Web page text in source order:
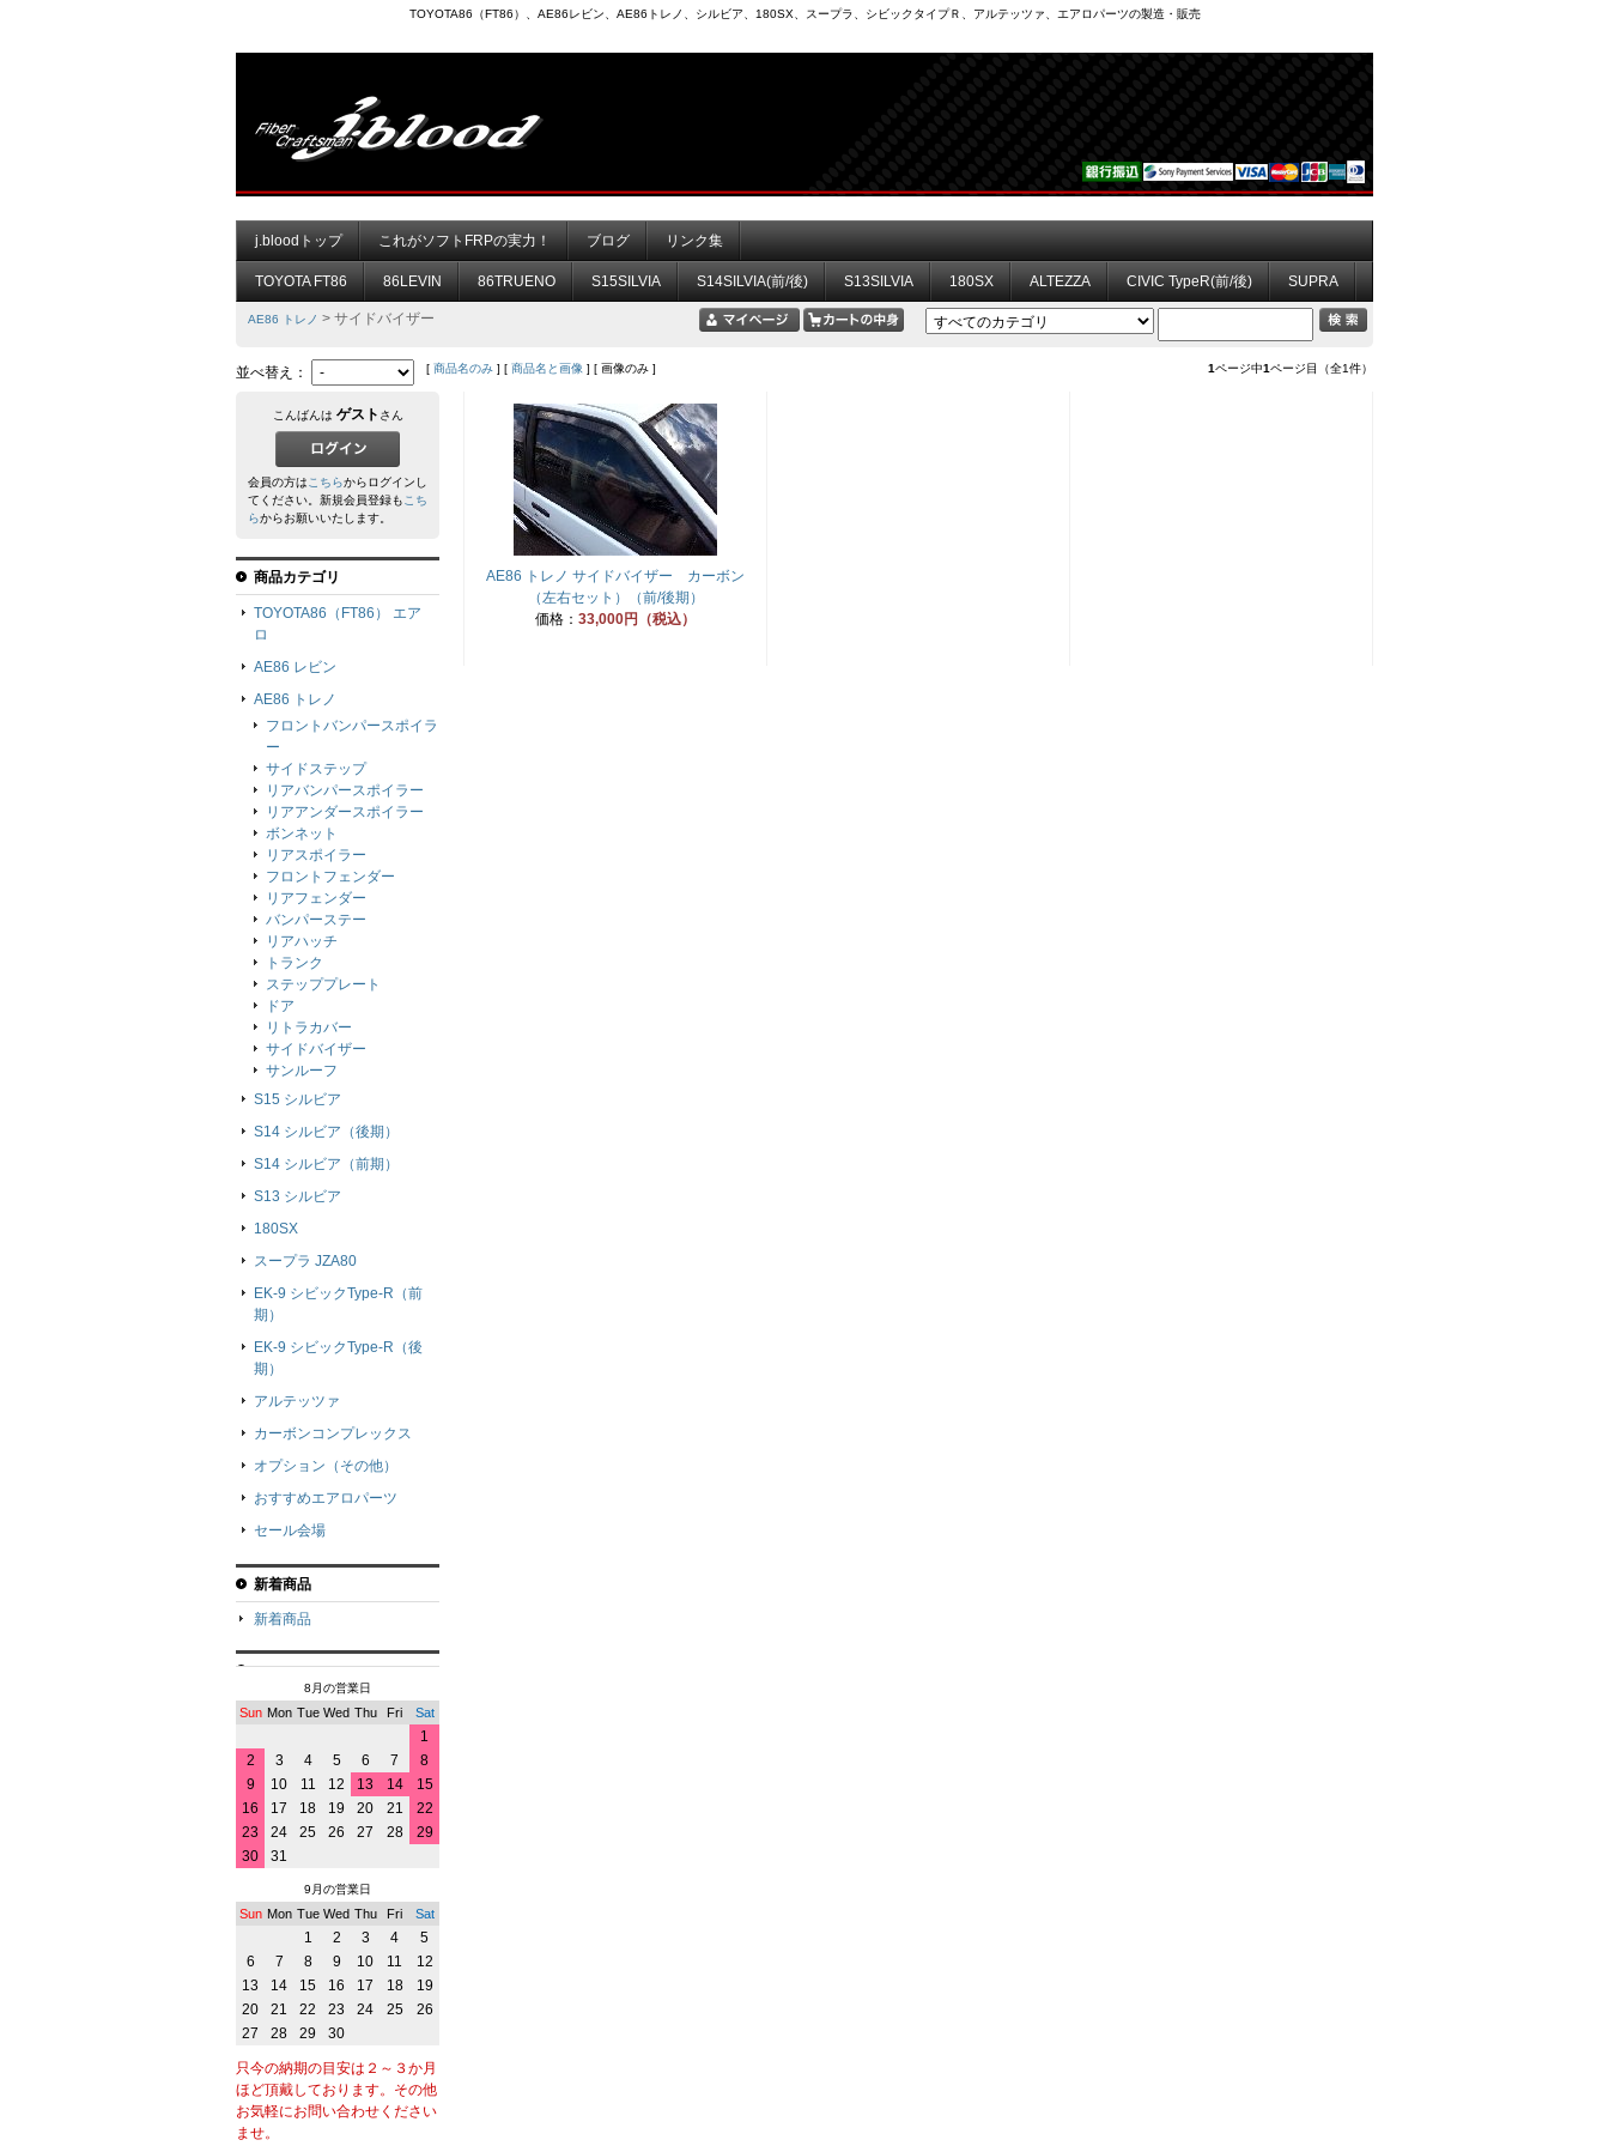
TOYOTA86（FT86）、AE86レビン、AE86トレノ、シルビア、180SX、スープラ、シビックタイプＲ、アルテッツァ、エアロパーツの製造・販売
j.bloodトップ これがソフトFRPの実力！ ブログ リンク集
TOYOTA FT86 86LEVIN 86TRUENO S15SILVIA S14SILVIA(前/後) S13SILVIA 180SX ALTEZZA CIVIC TypeR(前/後) SUPRA
AE86 トレノ > サイドバイザー
並べ替え： [ 商品名のみ ] [ 商品名と画像 ] [ 画像のみ ] 1ページ中1ページ目（全1件）
AE86 トレノ サイドバイザー カーボン
（左右セット）（前/後期）
価格： 33,000円（税込）
こんばんは ゲスト さん
会員の方はこちらからログインし
てください。新規会員登録もこち
らからお願いいたします。
商品カテゴリ
TOYOTA86（FT86） エア
ロ
AE86 レビン
AE86 トレノ
フロントバンパースポイラ
ー
サイドステップ
リアバンパースポイラー
リアアンダースポイラー
ボンネット
リアスポイラー
フロントフェンダー
リアフェンダー
バンパーステー
リアハッチ
トランク
ステッププレート
ドア
リトラカバー
サイドバイザー
サンルーフ
S15 シルビア
S14 シルビア（後期）
S14 シルビア（前期）
S13 シルビア
180SX
スープラ JZA80
EK-9 シビックType-R（前
期）
EK-9 シビックType-R（後
期）
アルテッツァ
カーボンコンプレックス
オプション（その他）
おすすめエアロパーツ
セール会場
新着商品
新着商品
8月の営業日
Sun Mon Tue Wed Thu Fri Sat
1
2
3 4 5 6 7
8
9
10 11 12 13 14
15
16
17 18 19 20 21
22
23
24 25 26 27 28
29
30
31
9月の営業日
Sun Mon Tue Wed Thu Fri Sat
1 2 3 4
5
6
7 8 9 10 11
12
13
14 15 16 17 18
19
20
21 22 23 24 25
26
27
28 29 30
只今の納期の目安は２～３か月
ほど頂戴しております。その他
お気軽にお問い合わせください
ませ。